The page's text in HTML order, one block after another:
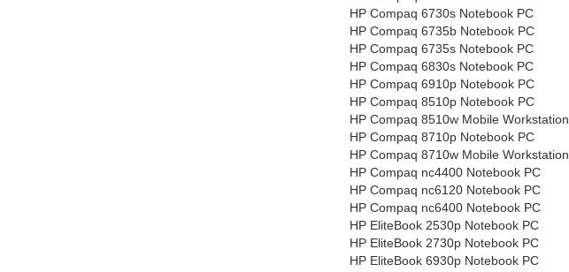
HP Compaq 6730s Notebook PC
HP Compaq 6735b Notebook PC
HP Compaq 6735s Notebook PC
HP Compaq 6830s Notebook PC
HP Compaq 6910p Notebook PC
HP Compaq 8510p Notebook PC
HP Compaq 8510w Mobile Workstation
HP Compaq 8710p Notebook PC
HP Compaq 8710w Mobile Workstation
HP Compaq nc4400 Notebook PC
HP Compaq nc6120 Notebook PC
HP Compaq nc6400 Notebook PC
HP EliteBook 2530p Notebook PC
HP EliteBook 2730p Notebook PC
HP EliteBook 6930p Notebook PC